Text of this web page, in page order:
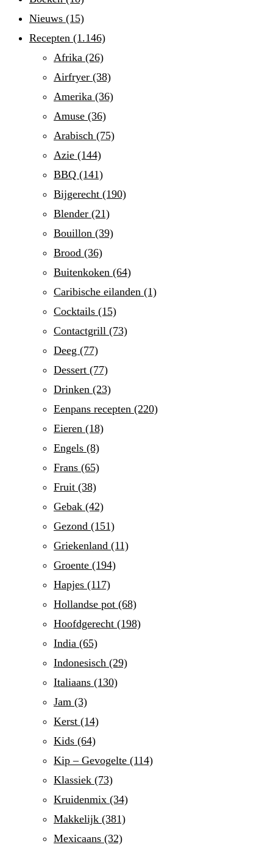
Nieuws (15)
Recepten (1.146)
Afrika (26)
Airfryer (38)
Amerika (36)
Amuse (36)
Arabisch (75)
Azie (144)
BBQ (141)
Bijgerecht (190)
Blender (21)
Bouillon (39)
Brood (36)
Buitenkoken (64)
Caribische eilanden (1)
Cocktails (15)
Contactgrill (73)
Deeg (77)
Dessert (77)
Drinken (23)
Eenpans recepten (220)
Eieren (18)
Engels (8)
Frans (65)
Fruit (38)
Gebak (42)
Gezond (151)
Griekenland (11)
Groente (194)
Hapjes (117)
Hollandse pot (68)
Hoofdgerecht (198)
India (65)
Indonesisch (29)
Italiaans (130)
Jam (3)
Kerst (14)
Kids (64)
Kip – Gevogelte (114)
Klassiek (73)
Kruidenmix (34)
Makkelijk (381)
Mexicaans (32)